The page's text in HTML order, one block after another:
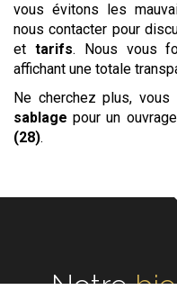
vous évitons les
nous contacter pour
et tarifs. Nous vous
affichant une totale
Ne cherchez plus, vous
sablage pour un
(28).
Notre